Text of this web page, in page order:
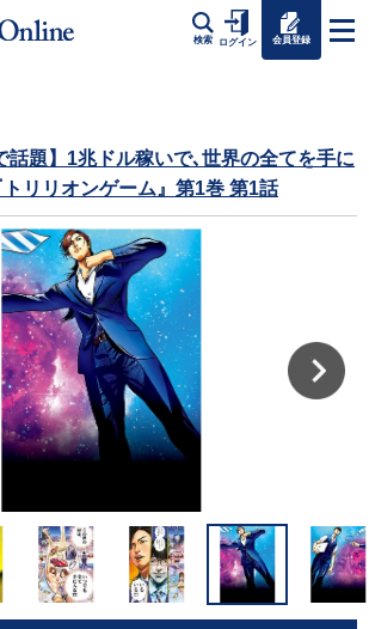
検索 ログイン 会員登録
話題】1兆ドル稼いで､世界の全てを手に
リリオンゲーム』第1巻 第1話